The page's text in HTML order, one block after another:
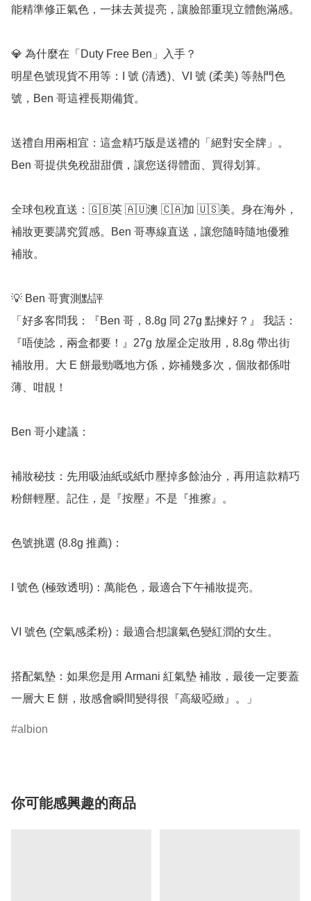
能精準修正氣色，一抹去黃提亮，讓臉部重現立體飽滿感。
💎 為什麼在「Duty Free Ben」入手？
明星色號現貨不用等：I 號 (清透)、VI 號 (柔美) 等熱門色
號，Ben 哥這裡長期備貨。
送禮自用兩相宜：這盒精巧版是送禮的「絕對安全牌」。
Ben 哥提供免稅甜甜價，讓您送得體面、買得划算。
全球包稅直送：🇬🇧英 🇦🇺澳 🇨🇦加 🇺🇸美。身在海外，
補妝更要講究質感。Ben 哥專線直送，讓您隨時隨地優雅
補妝。
💡 Ben 哥實測點評
「好多客問我：『Ben 哥，8.8g 同 27g 點揀好？』 我話：
『唔使諗，兩盒都要！』27g 放屋企定妝用，8.8g 帶出街
補妝用。大 E 餅最勁嘅地方係，妳補幾多次，個妝都係咁
薄、咁靚！
Ben 哥小建議：
補妝秘技：先用吸油紙或紙巾壓掉多餘油分，再用這款精巧
粉餅輕壓。記住，是『按壓』不是『推擦』。
色號挑選 (8.8g 推薦)：
I 號色 (極致透明)：萬能色，最適合下午補妝提亮。
VI 號色 (空氣感柔粉)：最適合想讓氣色變紅潤的女生。
搭配氣墊：如果您是用 Armani 紅氣墊 補妝，最後一定要蓋
一層大 E 餅，妝感會瞬間變得很『高級啞緻』。」
albion
你可能感興趣的商品